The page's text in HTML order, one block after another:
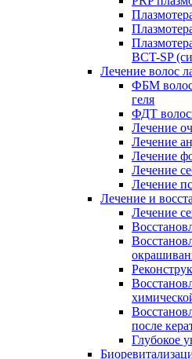
BCT-SP
Лечение волос
ФБМ
геля
ФДТ
Лечение
Лечение
Лечение
Лечение
Лечение
Лечение и
Лечение
после
Глубокое